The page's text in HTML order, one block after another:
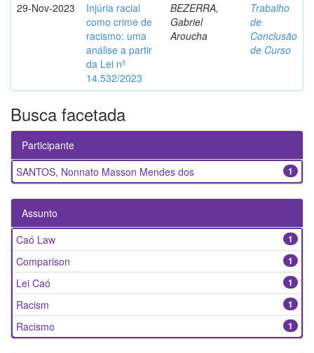
29-Nov-2023
Injúria racial
como crime de
racismo: uma
análise a partir
da Lei nº
14.532/2023
BEZERRA,
Gabriel
Aroucha
Trabalho
de
Conclusão
de Curso
Busca facetada
Participante
1
SANTOS, Nonnato Masson Mendes dos
Assunto
1
Caó Law
1
Comparison
1
Lei Caó
1
Racism
1
Racismo